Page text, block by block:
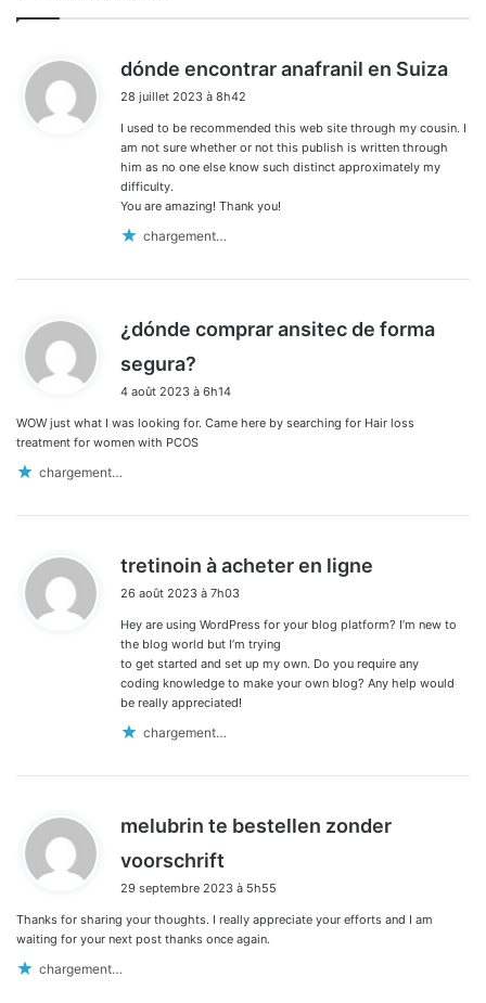
dónde encontrar anafranil en Suiza
28 juillet 2023 à 8h42
I used to be recommended this web site through my cousin. I
am not sure whether or not this publish is written through
him as no one else know such distinct approximately my
difficulty.
You are amazing! Thank you!
chargement…
¿dónde comprar ansitec de forma
segura?
t
:
4 août 2023 à 6h14
WOW just what I was looking for. Came here by searching for Hair loss
treatment for women with PCOS
chargement…
tretinoin à acheter en ligne
26 août 2023 à 7h03
Hey are using WordPress for your blog platform? I’m new to
the blog world but I’m trying
to get started and set up my own. Do you require any
coding knowledge to make your own blog? Any help would
be really appreciated!
chargement…
melubrin te bestellen zonder
voorschrift
t
:
29 septembre 2023 à 5h55
Thanks for sharing your thoughts. I really appreciate your efforts and I am
waiting for your next post thanks once again.
chargement…